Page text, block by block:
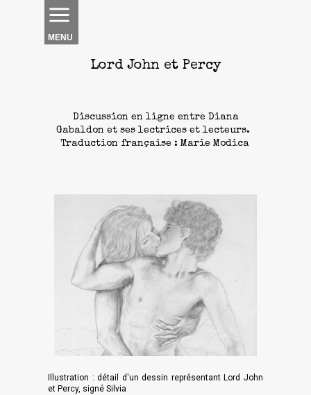
MENU
Discussion en ligne entre Diana
Gabaldon et ses lectrices et lecteurs.
Traduction française : Marie Modica
Lord John et Percy
Illustration : détail d'un dessin représentant Lord John
et Percy, signé Silvia